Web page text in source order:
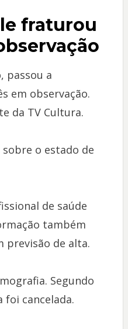
fraturou
passou a
em observação.
da TV Cultura.
o estado de
de saúde
também
previsão de alta.
Segundo
foi cancelada.